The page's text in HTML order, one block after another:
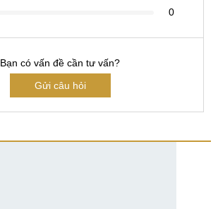
0
Bạn có vấn đề cần tư vấn?
Gửi câu hỏi